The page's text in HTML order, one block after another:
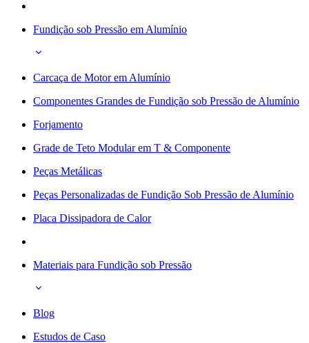
Fundição sob Pressão em Alumínio
Carcaça de Motor em Alumínio
Componentes Grandes de Fundição sob Pressão de Alumínio
Forjamento
Grade de Teto Modular em T & Componente
Peças Metálicas
Peças Personalizadas de Fundição Sob Pressão de Alumínio
Placa Dissipadora de Calor
Materiais para Fundição sob Pressão
Blog
Estudos de Caso